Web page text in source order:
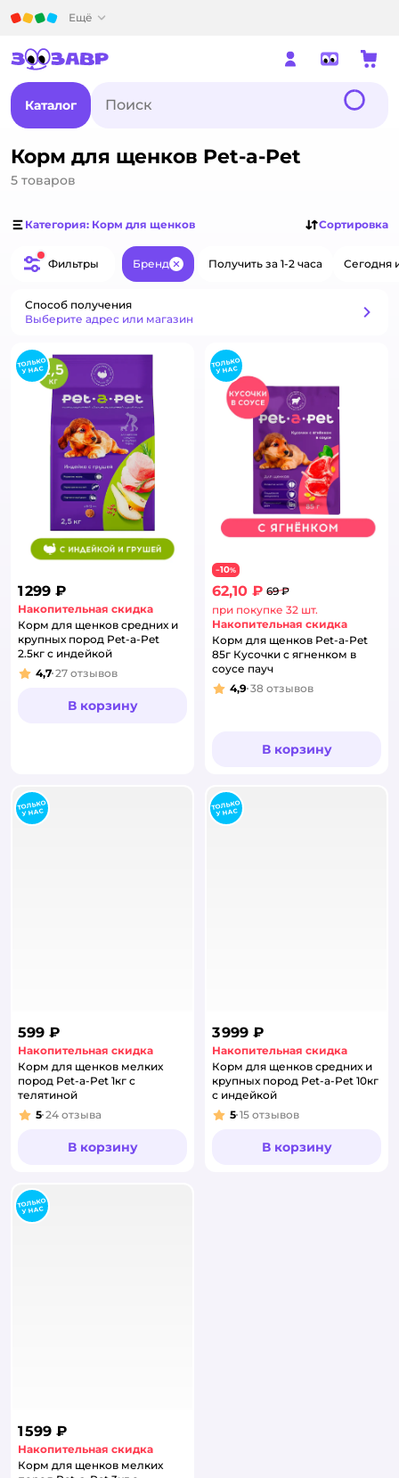
Ещё
Каталог
Корм для щенков Pet-a-Pet
5 товаров
Категория: Корм для щенков Сортировка
Фильтры Бренд ЗакрытьПолучить за 1-2 часа Сегодня
Способ получения
Выберите адрес или магазин
1 299 ₽
Накопительная скидка
Корм для щенков средних и
крупных пород Pet-a-Pet
2.5кг с индейкой
Рейтинг:
4,7 27 отзывов
В корзину
−10%
62,10 ₽ 69 ₽
при покупке 32 шт.
Накопительная скидка
Корм для щенков Pet-a-Pet
85г Кусочки с ягненком в
соусе пауч
Рейтинг:
4,9 38 отзывов
В корзину
599 ₽
Накопительная скидка
Корм для щенков мелких
пород Pet-a-Pet 1кг с
телятиной
Рейтинг:
5 24 отзыва
В корзину
3 999 ₽
Накопительная скидка
Корм для щенков средних и
крупных пород Pet-a-Pet 10кг
с индейкой
Рейтинг:
5 15 отзывов
В корзину
1 599 ₽
Накопительная скидка
Корм для щенков мелких